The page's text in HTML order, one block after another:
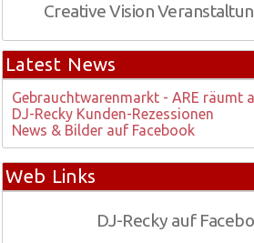
Creative Vision
Latest News
Gebrauchtwarenmarkt - ARE räumt
DJ-Recky Kunden-Rezessionen
News & Bilder auf Facebook
Web Links
DJ-Recky auf